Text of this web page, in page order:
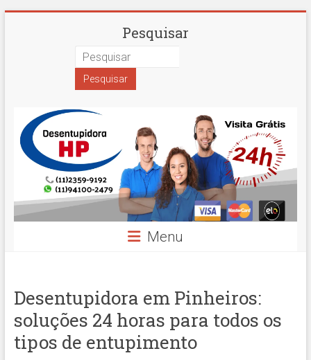
Desentupidora
Paulo
Hidro
Prime
Pesquisar
Menu
Desentupidora em Pinheiros:
soluções 24 horas para todos os
tipos de entupimento